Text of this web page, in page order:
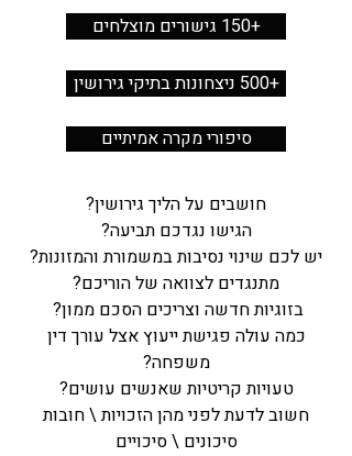
+150 גישורים מוצלחים
+500 ניצחונות בתיקי גירושין
סיפורי מקרה אמיתיים
חושבים על הליך גירושין?
הגישו נגדכם תביעה?
יש לכם שינוי נסיבות במשמורת והמזונות?
מתנגדים לצוואה של הוריכם?
בזוגיות חדשה וצריכים הסכם ממון?
כמה עולה פגישת ייעוץ אצל עורך דין
משפחה?
טעויות קריטיות שאנשים עושים?
חשוב לדעת לפני מהן הזכויות \ חובות
סיכונים \ סיכויים